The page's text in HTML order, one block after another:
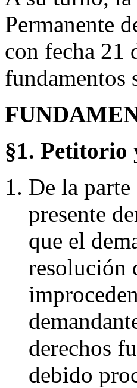
Permanente
con fecha 21
fundamentos
§1. Petitorio
De la
presente
que el
resolución
derechos
debido